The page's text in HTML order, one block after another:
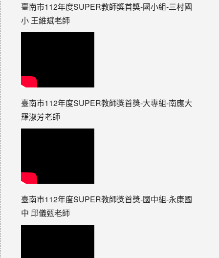
臺南市112年度SUPER教師獎首獎-國小組-三村國
小 王維斌老師
臺南市112年度SUPER教師獎首獎-大專組-南應大
羅淑芳老師
臺南市112年度SUPER教師獎首獎-國中組-永康國
中 邱儀甄老師